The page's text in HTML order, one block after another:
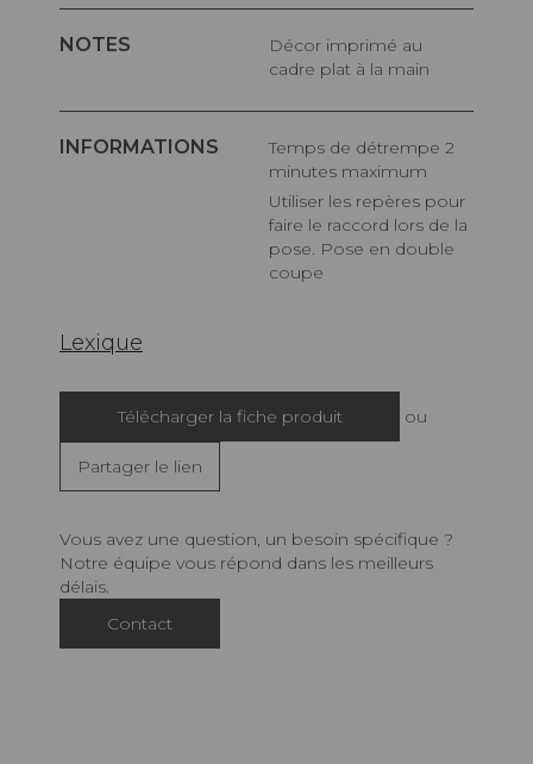
NOTES
Décor imprimé au
cadre plat à la main
INFORMATIONS
Temps de détrempe 2
minutes maximum
Utiliser les repères pour
faire le raccord lors de la
pose. Pose en double
coupe
Lexique
Télécharger la fiche produit ou
Partager le lien
Vous avez une question, un besoin spécifique ?
Notre équipe vous répond dans les meilleurs
délais.
Contact